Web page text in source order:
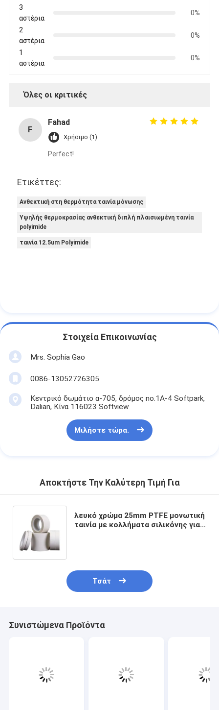
3
αστέρια
0%
2
αστέρια
0%
1
αστέρια
0%
Όλες οι κριτικές
F
Fahad
Χρήσιμο (1)
Perfect!
Ετικέττες:
Ανθεκτική στη θερμότητα ταινία μόνωσης
Υψηλής θερμοκρασίας ανθεκτική διπλή πλαισιωμένη ταινία
polyimide
ταινία 12.5um Polyimide
Στοιχεία Επικοινωνίας
Mrs. Sophia Gao
0086-13052726305
Κεντρικό δωμάτιο α-705, δρόμος no.1A-4 Softpark,
Dalian, Κίνα 116023 Softview
Μιλήστε τώρα.
Αποκτήστε Την Καλύτερη Τιμή Για
λευκό χρώμα 25mm PTFE μονωτική
ταινία με κολλήματα σιλικόνης για
Τσάτ
Συνιστώμενα Προϊόντα